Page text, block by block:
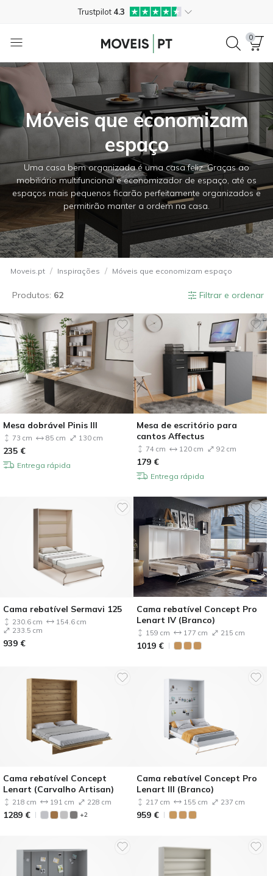
Trustpilot 4.3
Entrega gratuita em casa*
Devoluções grátis até 365 dias
+351 21 145 2323
Trustpilot4.3
0
Móveis que economizam
espaço
Uma casa bem organizada é uma casa feliz. Graças ao
mobiliário multifuncional e economizador de espaço, até os
espaços mais pequenos ficarão perfeitamente organizados e
permitirão manter a ordem na casa.
Moveis.pt / Inspirações / Móveis que economizam espaço
Produtos: 62 Filtrar e ordenar
Mesa dobrável Pinis III
73 cm 85 cm 130 cm
235 €
Entrega rápida
Mesa de escritório para
cantos Affectus
74 cm 120 cm 92 cm
179 €
Entrega rápida
Cama rebatível Sermavi 125
230.6 cm
154.6 cm
233.5 cm
939 €
Cama rebatível Concept Pro
Lenart IV (Branco)
159 cm 177 cm 215 cm
1019 €
Cama rebatível Concept
Lenart (Carvalho Artisan)
218 cm 191 cm 228 cm
1289 € +2
Cama rebatível Concept Pro
Lenart III (Branco)
217 cm 155 cm 237 cm
959 €